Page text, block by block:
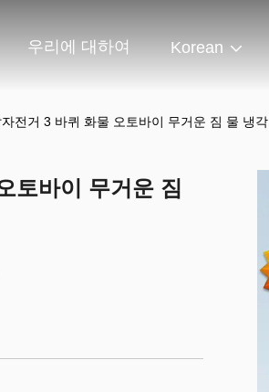
우리에 대하여 Korean
전거 3 바퀴 화물 오토바이 무거운 짐 물 냉각
토바이 무거운 짐